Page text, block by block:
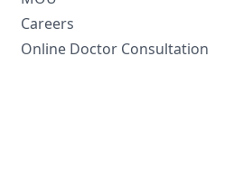
Careers
Online Doctor Consultation